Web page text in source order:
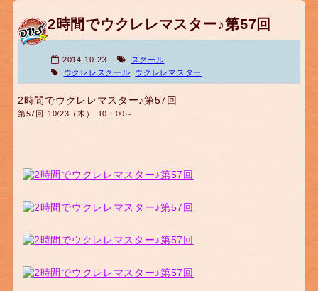
2時間でウクレレマスター♪第57回
2014-10-23
スクール
ウクレレスクール
ウクレレマスター
2時間でウクレレマスター♪第57回
第57回 10/23（木） 10：00～